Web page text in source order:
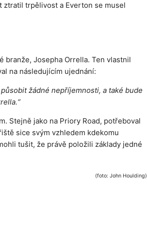
ztratil trpělivost a Everton se musel
branže, Josepha Orrella. Ten vlastnil
na následujícím ujednání:
žádné nepříjemnosti, a také bude
Stejně jako na Priory Road, potřeboval
sice svým vzhledem kdekomu
tušit, že právě položili základy jedné
(foto: John Houlding)